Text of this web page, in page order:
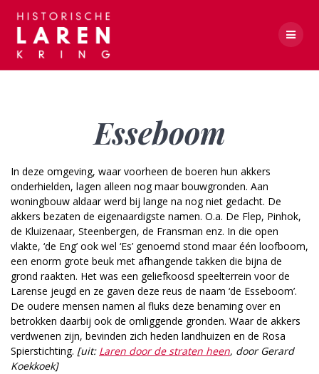
Esseboom
In deze omgeving, waar voorheen de boeren hun akkers
onderhielden, lagen alleen nog maar bouwgronden. Aan
woningbouw aldaar werd bij lange na nog niet gedacht. De
akkers bezaten de eigenaardigste namen. O.a. De Flep, Pinhok,
de Kluizenaar, Steenbergen, de Fransman enz. In die open
vlakte, ‘de Eng’ ook wel ‘Es’ genoemd stond maar één loofboom,
een enorm grote beuk met afhangende takken die bijna de
grond raakten. Het was een geliefkoosd speelterrein voor de
Larense jeugd en ze gaven deze reus de naam ‘de Esseboom’.
De oudere mensen namen al fluks deze benaming over en
betrokken daarbij ook de omliggende gronden. Waar de akkers
verdwenen zijn, bevinden zich heden landhuizen en de Rosa
Spierstichting. [uit: Laren door de straten heen, door Gerard
Koekkoek]